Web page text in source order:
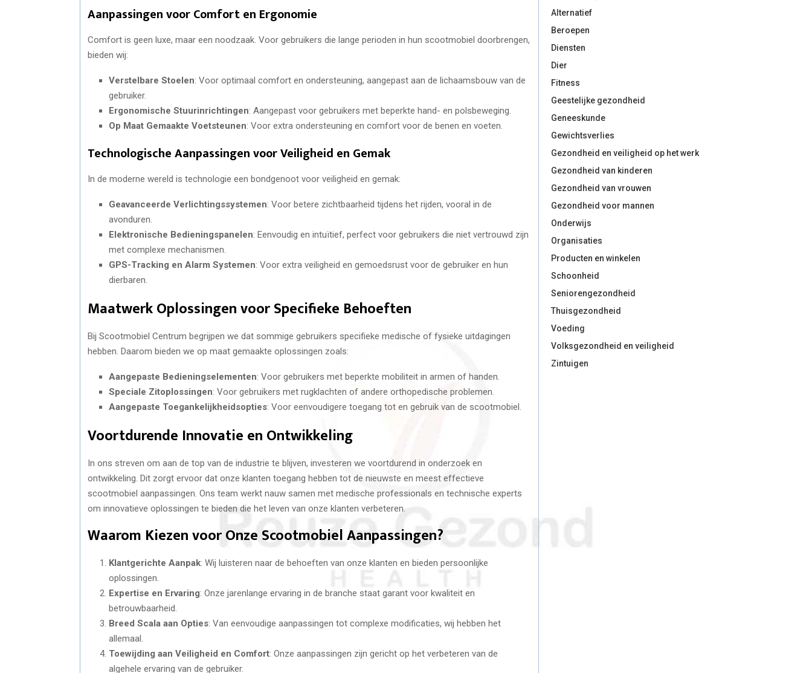
Aanpassingen voor Comfort en Ergonomie
Comfort is geen luxe, maar een noodzaak. Voor gebruikers die lange perioden in hun scootmobiel doorbrengen,
bieden wij:
Verstelbare Stoelen: Voor optimaal comfort en ondersteuning, aangepast aan de lichaamsbouw van de
gebruiker.
Ergonomische Stuurinrichtingen: Aangepast voor gebruikers met beperkte hand- en polsbeweging.
Op Maat Gemaakte Voetsteunen: Voor extra ondersteuning en comfort voor de benen en voeten.
Technologische Aanpassingen voor Veiligheid en Gemak
In de moderne wereld is technologie een bondgenoot voor veiligheid en gemak:
Geavanceerde Verlichtingssystemen: Voor betere zichtbaarheid tijdens het rijden, vooral in de
avonduren.
Elektronische Bedieningspanelen: Eenvoudig en intuïtief, perfect voor gebruikers die niet vertrouwd zijn
met complexe mechanismen.
GPS-Tracking en Alarm Systemen: Voor extra veiligheid en gemoedsrust voor de gebruiker en hun
dierbaren.
Maatwerk Oplossingen voor Specifieke Behoeften
Bij Scootmobiel Centrum begrijpen we dat sommige gebruikers specifieke medische of fysieke uitdagingen
hebben. Daarom bieden we op maat gemaakte oplossingen zoals:
Aangepaste Bedieningselementen: Voor gebruikers met beperkte mobiliteit in armen of handen.
Speciale Zitoplossingen: Voor gebruikers met rugklachten of andere orthopedische problemen.
Aangepaste Toegankelijkheidsopties: Voor eenvoudigere toegang tot en gebruik van de scootmobiel.
Voortdurende Innovatie en Ontwikkeling
In ons streven om aan de top van de industrie te blijven, investeren we voortdurend in onderzoek en
ontwikkeling. Dit zorgt ervoor dat onze klanten toegang hebben tot de nieuwste en meest effectieve
scootmobiel aanpassingen. Ons team werkt nauw samen met medische professionals en technische experts
om innovatieve oplossingen te bieden die het leven van onze klanten verbeteren.
Waarom Kiezen voor Onze Scootmobiel Aanpassingen?
Klantgerichte Aanpak: Wij luisteren naar de behoeften van onze klanten en bieden persoonlijke
oplossingen.
Expertise en Ervaring: Onze jarenlange ervaring in de branche staat garant voor kwaliteit en
betrouwbaarheid.
Breed Scala aan Opties: Van eenvoudige aanpassingen tot complexe modificaties, wij hebben het
allemaal.
Toewijding aan Veiligheid en Comfort: Onze aanpassingen zijn gericht op het verbeteren van de
algehele ervaring van de gebruiker.
Alternatief
Beroepen
Diensten
Dier
Fitness
Geestelijke gezondheid
Geneeskunde
Gewichtsverlies
Gezondheid en veiligheid op het werk
Gezondheid van kinderen
Gezondheid van vrouwen
Gezondheid voor mannen
Onderwijs
Organisaties
Producten en winkelen
Schoonheid
Seniorengezondheid
Thuisgezondheid
Voeding
Volksgezondheid en veiligheid
Zintuigen